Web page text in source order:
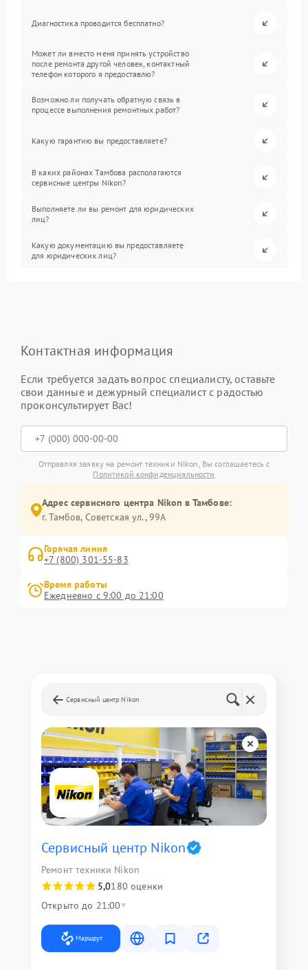
Диагностика проводится бесплатно?
Может ли вместо меня принять устройство
после ремонта другой человек, контактный
телефон которого я предоставлю?
Возможно ли получать обратную связь в
процессе выполнения ремонтных работ?
Какую гарантию вы предоставляете?
В каких районах Тамбова располагаются
сервисные центры Nikon?
Выполняете ли вы ремонт для юридических
лиц?
Какую документацию вы предоставляете
для юридических лиц?
Контактная информация
Если требуется задать вопрос специалисту, оставьте
свои данные и дежурный специалист с радостью
проконсультирует Вас!
Отправляя заявку на ремонт техники Nikon, Вы соглашаетесь с
Политикой конфиденциальности
Адрес сервисного центра Nikon в Тамбове:
г. Тамбов, Советская ул., 99А
Горячая линия
+7 (800) 301-55-83
Время работы
Ежедневно с 9:00 до 21:00
Сервисный центр Nikon
Сервисный центр Nikon
Ремонт техники Nikon
5,0180 оценки
Открыто до 21:00
Маршрут